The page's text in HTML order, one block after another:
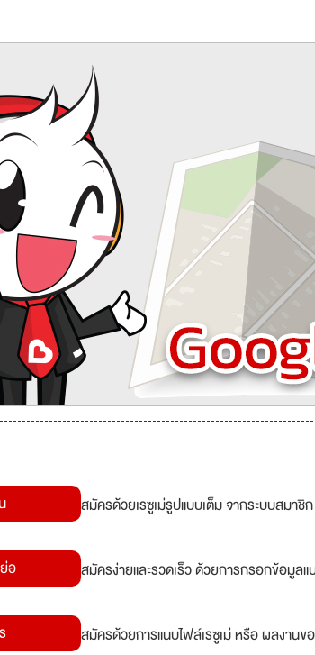
สมัครด้วยเรซูเม่รูปแบบเต็ม จากระบบสมาชิ
อ สมัครง่ายและรวดเร็ว ด้วยการกรอกข้อมูล
สมัครด้วยการแนบไฟล์เรซูเม่ หรือ ผลงานข